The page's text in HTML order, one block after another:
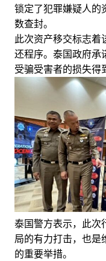
锁定了犯罪嫌疑人的
数查封。
此次资产移交标志着
还程序。泰国政府承
受骗受害者的损失得
泰国警方表示，此次
局的有力打击，也是
的重要举措。